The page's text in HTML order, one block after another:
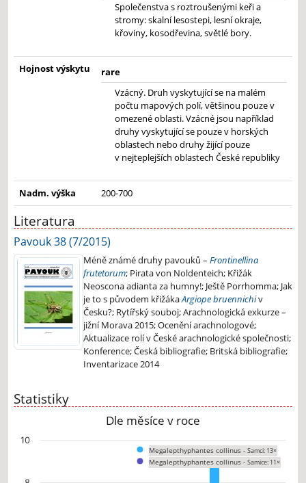
Společenstva s roztroušenými keři a
stromy: skalní lesostepi, lesní okraje,
křoviny, kosodřevina, světlé bory.
Hojnost výskytu
rare
Vzácný. Druh vyskytující se na malém
počtu mapových polí, většinou pouze v
omezené oblasti. Vzácné jsou například
druhy vyskytující se pouze v horských
oblastech nebo druhy žijící pouze
v nejteplejších oblastech České republiky
Nadm. výška 200-700
Literatura
Pavouk 38 (7/2015)
Méně známé druhy pavouků – Frontinellina
frutetorum; Pirata von Noldenteich; Křižák
Neoscona adianta za humny!; Ještě Porrhomma; Jak
je to s původem křižákaArgiope bruennichiv
Česku?; Rytířský souboj; Arachnologická exkurze –
jižní Morava 2015; Ocenění arachnologové;
Aktualizace rolí v České arachnologické společnosti;
Konference; Česká bibliografie; Britská bibliografie;
Inventarizace 2014
Statistiky
Dle měsíce v roce
Chart
The chart has 1 X axis displaying categories.
Megalepthyphantes collinus - Samci: 13×
Megalepthyphantes collinus - Samice: 11×
10